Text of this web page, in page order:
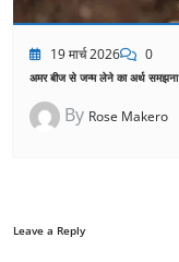
19 मार्च 2026 0
अमर बीज से जन्म लेने का अर्थ समझना
By Rose Makero
Leave a Reply